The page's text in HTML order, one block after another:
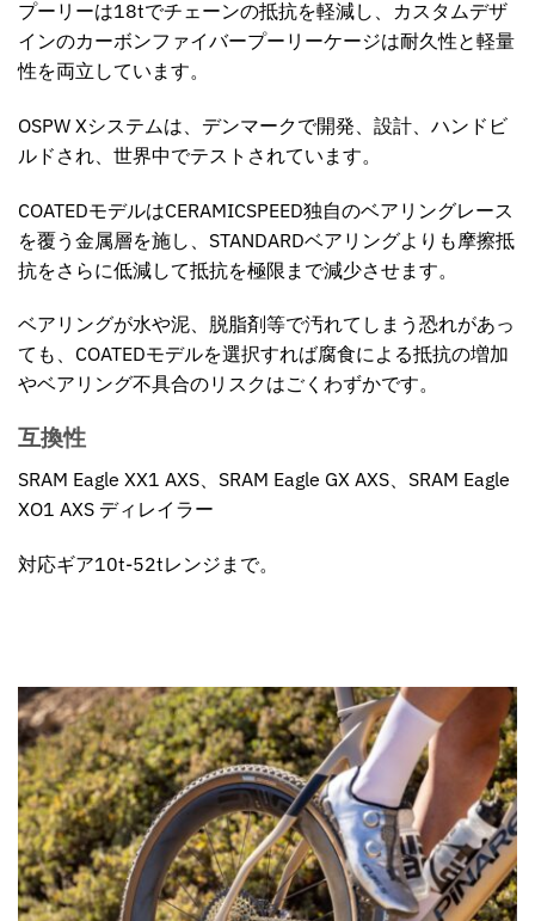
プーリーは18tでチェーンの抵抗を軽減し、カスタムデザ
インのカーボンファイバープーリーケージは耐久性と軽量
性を両立しています。
OSPW Xシステムは、デンマークで開発、設計、ハンドビ
ルドされ、世界中でテストされています。
COATEDモデルはCERAMICSPEED独自のベアリングレース
を覆う金属層を施し、STANDARDベアリングよりも摩擦抵
抗をさらに低減して抵抗を極限まで減少させます。
ベアリングが水や泥、脱脂剤等で汚れてしまう恐れがあっ
ても、COATEDモデルを選択すれば腐食による抵抗の増加
やベアリング不具合のリスクはごくわずかです。
互換性
SRAM Eagle XX1 AXS 、SRAM Eagle GX AXS、SRAM Eagle
XO1 AXS ディレイラー
対応ギア10t-52tレンジまで。